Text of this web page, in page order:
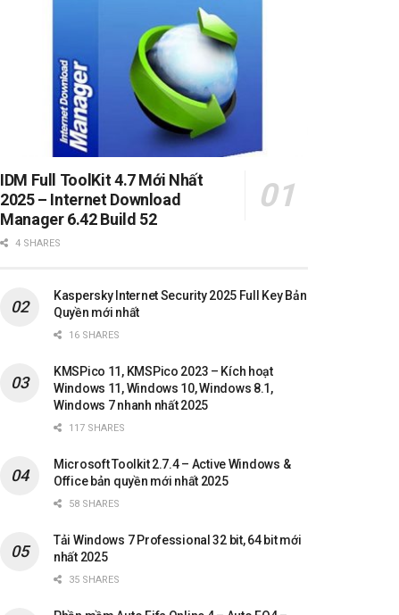
IDM Full ToolKit 4.7 Mới Nhất
2025 – Internet Download
Manager 6.42 Build 52
4 SHARES
Kaspersky Internet Security 2025 Full Key Bản
Quyền mới nhất
16 SHARES
KMSPico 11, KMSPico 2023 – Kích hoạt
Windows 11, Windows 10, Windows 8.1,
Windows 7 nhanh nhất 2025
117 SHARES
Microsoft Toolkit 2.7.4 – Active Windows &
Office bản quyền mới nhất 2025
58 SHARES
Tải Windows 7 Professional 32 bit, 64 bit mới
nhất 2025
35 SHARES